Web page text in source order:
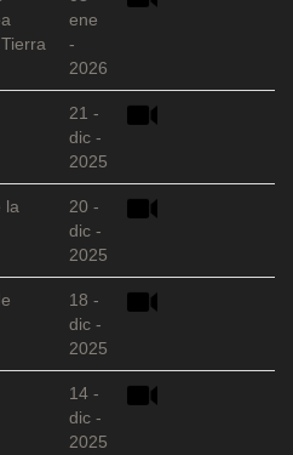
ene
-
2026
21 -
dic -
2025
la
20 -
dic -
2025
18 -
dic -
2025
14 -
dic -
2025